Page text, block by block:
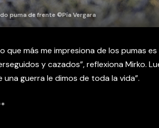
puma de frente ©Pía Vergara
que más me impresiona de los pumas
y cazados”, reflexiona Mirko.
una guerra le dimos de toda la vida”.